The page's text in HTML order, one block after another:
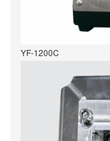
YF-1200C